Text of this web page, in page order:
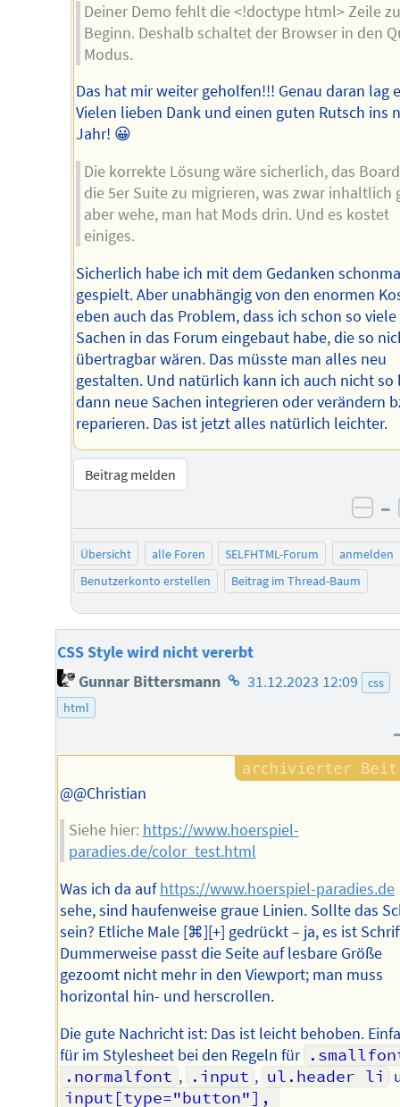
Deiner Demo fehlt die <!doctype html> Zeile
Beginn. Deshalb schaltet der Browser in den
Modus.
Das hat mir weiter geholfen!!! Genau daran lag
Vielen lieben Dank und einen guten Rutsch ins
Jahr! 😀
Die korrekte Lösung wäre sicherlich, das
die 5er Suite zu migrieren, was zwar inhaltlich
aber wehe, man hat Mods drin. Und es kostet
einiges.
Sicherlich habe ich mit dem Gedanken
gespielt. Aber unabhängig von den enormen
eben auch das Problem, dass ich schon so viele
Sachen in das Forum eingebaut habe, die so
übertragbar wären. Das müsste man alles neu
gestalten. Und natürlich kann ich auch nicht so
dann neue Sachen integrieren oder verändern
reparieren. Das ist jetzt alles natürlich leichter.
Beitrag melden
–
Übersicht alle Foren SELFHTML-Forum
anmelden
Benutzerkonto erstellen
Beitrag im Thread-Baum
CSS Style wird nicht vererbt
Gunnar Bittersmann Homepage
31.12.2023 12:09
css
html
@@Christian
Siehe hier: https://www.hoerspiel-
paradies.de/color_test.html
Was ich da aufhttps://www.hoerspiel-paradies.de
sehe, sind haufenweise graue Linien. Sollte das
sein? Etliche Male [⌘][+] gedrückt – ja, es ist
Dummerweise passt die Seite auf lesbare Größe
gezoomt nicht mehr in den Viewport; man muss
horizontal hin- und herscrollen.
Die gute Nachricht ist: Das ist leicht behoben.
für im Stylesheet bei den Regeln für
.normalfont , .input , ul.header li
input[type="button"],